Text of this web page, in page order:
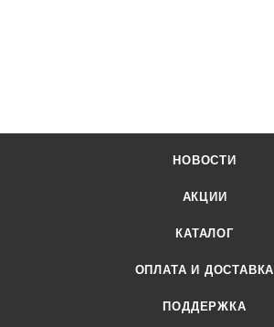
НОВОСТИ
АКЦИИ
КАТАЛОГ
ОПЛАТА И ДОСТАВКА
ПОДДЕРЖКА